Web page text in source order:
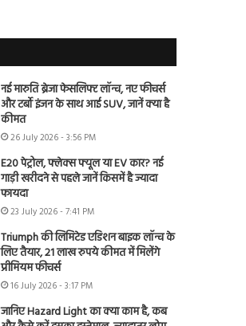
नई मारुति ब्रेजा फेसलिफ्ट लॉन्च, नए फीचर्स
और टर्बो इंजन के साथ आई SUV, जानें क्या है
कीमत
26 July 2026 - 3:56 PM
E20 पेट्रोल, फ्लेक्स फ्यूल या EV कार? नई
गाड़ी खरीदने से पहले जानें किसमें है ज्यादा
फायदा
23 July 2026 - 7:41 PM
Triumph की लिमिटेड एडिशन बाइक लॉन्च के
लिए तैयार, 21 लाख रुपये कीमत में मिलेंगे
प्रीमियम फीचर्स
16 July 2026 - 3:17 PM
जानिए Hazard Light का क्या काम है, कब